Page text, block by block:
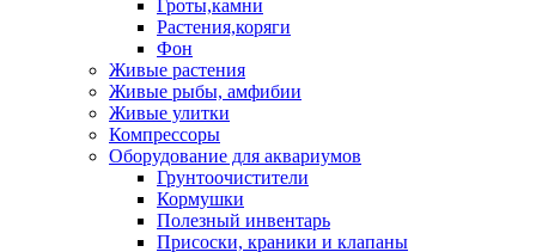
Гроты,камни
Растения,коряги
Фон
Живые растения
Живые рыбы, амфибии
Живые улитки
Компрессоры
Оборудование для аквариумов
Грунтоочистители
Кормушки
Полезный инвентарь
Присоски, краники и клапаны